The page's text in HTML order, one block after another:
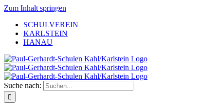
Zum Inhalt springen
SCHULVEREIN
KARLSTEIN
HANAU
Suche nach: